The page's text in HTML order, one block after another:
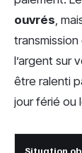
ouvrés,
l’argent sur
être ralenti
jour férié ou